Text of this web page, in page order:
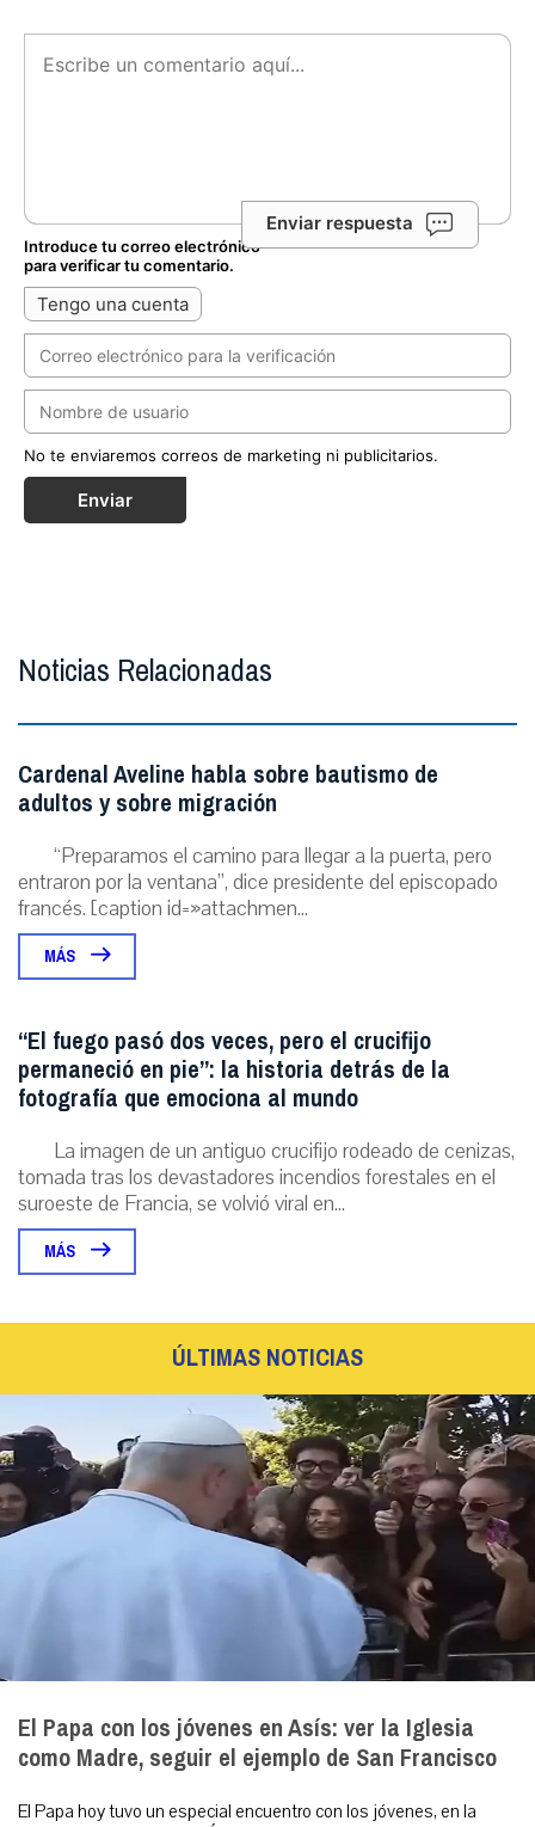
Enviar respuesta
Introduce tu correo electrónico
para verificar tu comentario.
Tengo una cuenta
No te enviaremos correos de marketing ni publicitarios.
Enviar
Noticias Relacionadas
Cardenal Aveline habla sobre bautismo de
adultos y sobre migración
“Preparamos el camino para llegar a la puerta, pero
entraron por la ventana”, dice presidente del episcopado
francés. [caption id=»attachmen...
MÁS
“El fuego pasó dos veces, pero el crucifijo
permaneció en pie”: la historia detrás de la
fotografía que emociona al mundo
La imagen de un antiguo crucifijo rodeado de cenizas,
tomada tras los devastadores incendios forestales en el
suroeste de Francia, se volvió viral en...
MÁS
ÚLTIMAS NOTICIAS
El Papa con los jóvenes en Asís: ver la Iglesia
como Madre, seguir el ejemplo de San Francisco
El Papa hoy tuvo un especial encuentro con los jóvenes, en la